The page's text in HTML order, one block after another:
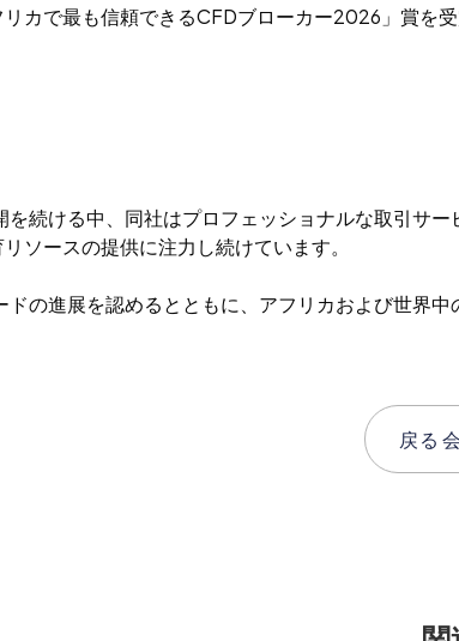
カで最も信頼できるCFDブローカー2026」賞を
続ける中、同社はプロフェッショナルな取引サ
ソースの提供に注力し続けています。
ドの進展を認めるとともに、アフリカおよび世界
戻る